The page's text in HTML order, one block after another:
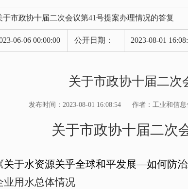
于市政协十届二次会议第41号提案办理情况的答复
06-06 00:00:00 公开日期： 2023-08-01
关于市政协十届二次
发布时间：2023-08-01 16:08:54 作者：工业和信
关于市政协十届二次
关于水资源关乎全球和平发展—如何防
业用水总体情况